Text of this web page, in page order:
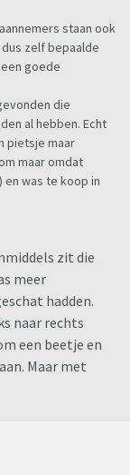
staan ook
zelf bepaalde
goede
die
al hebben. Echt
pietsje maar
maar omdat
en was te koop in
zit die
meer
hadden.
naar rechts
een beetje en
Maar met